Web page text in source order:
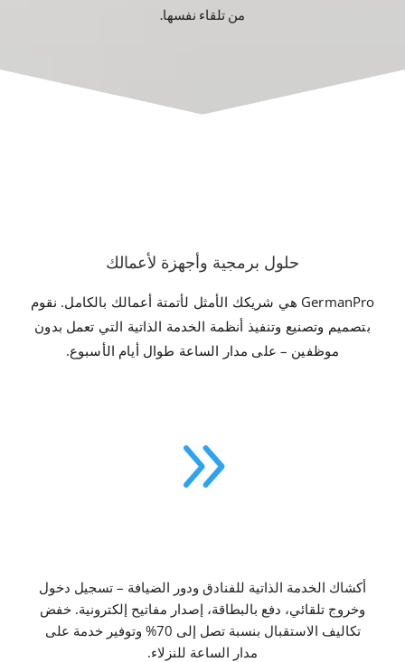
من تلقاء نفسها.
حلول برمجية وأجهزة لأعمالك
GermanPro هي شريكك الأمثل لأتمتة أعمالك بالكامل. نقوم
بتصميم وتصنيع وتنفيذ أنظمة الخدمة الذاتية التي تعمل بدون
موظفين – على مدار الساعة طوال أيام الأسبوع.
9
أكشاك الخدمة الذاتية للفنادق ودور الضيافة – تسجيل دخول
وخروج تلقائي، دفع بالبطاقة، إصدار مفاتيح إلكترونية. خفض
تكاليف الاستقبال بنسبة تصل إلى 70% وتوفير خدمة على
مدار الساعة للنزلاء.